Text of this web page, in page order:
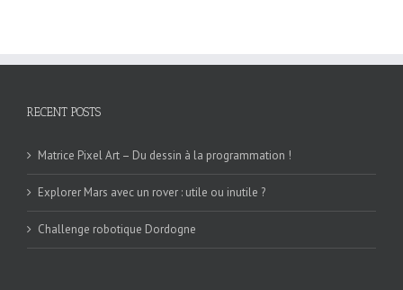
RECENT POSTS
Matrice Pixel Art – Du dessin à la programmation !
Explorer Mars avec un rover : utile ou inutile ?
Challenge robotique Dordogne